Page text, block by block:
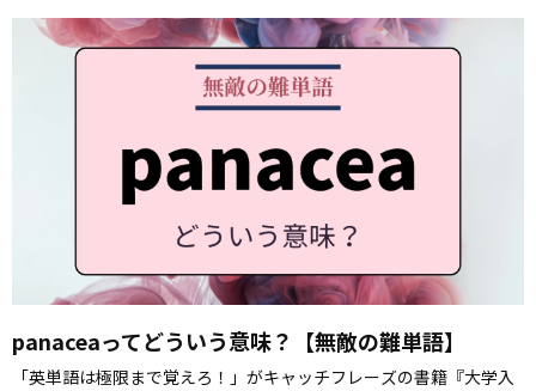
panaceaってどういう意味？【無敵の難単語】
「英単語は極限まで覚えろ！」がキャッチフレーズの書籍『大学入